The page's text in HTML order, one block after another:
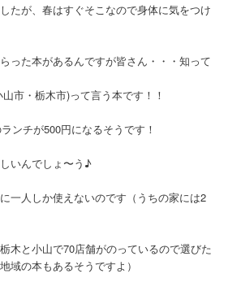
たが、春はすぐそこなので身体に気をつけ
った本があるんですが皆さん・・・知って
市・栃木市)って言う本です！！
ンチが500円になるそうです！
いんでしょ〜う♪
一人しか使えないのです（うちの家には2
木と小山で70店舗がのっているので選びた
域の本もあるそうですよ）